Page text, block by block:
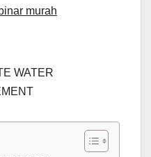
murah
WATER